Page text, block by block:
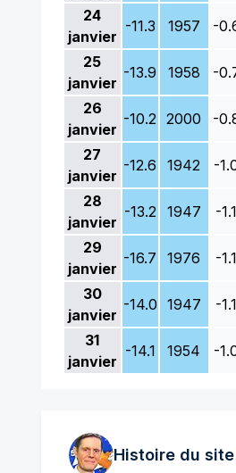
24
janvier
-11.3 1957 -
25
janvier
-13.9 1958 -
26
janvier
-10.2 2000 -
27
janvier
-12.6 1942 -
28
janvier
-13.2 1947 -1.1
29
janvier
-16.7 1976 -1.1
30
janvier
-14.0 1947 -1.1
31
janvier
-14.1 1954 -
Histoire du